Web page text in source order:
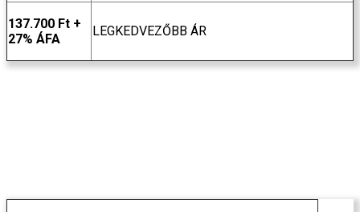
137.700 Ft +
27% ÁFA
LEGKEDVEZŐBB ÁR